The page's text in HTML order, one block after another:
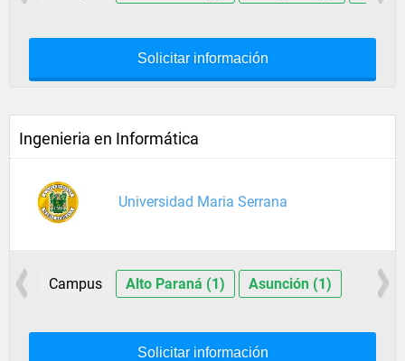
Solicitar información
Ingenieria en Informática
Universidad Maria Serrana
Campus Alto Paraná (1) Asunción (1)
Solicitar información